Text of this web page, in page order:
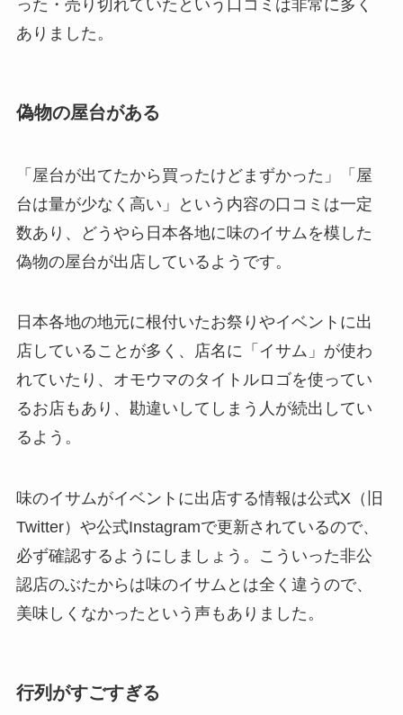
った・売り切れていたという口コミは非常に多く
ありました。
偽物の屋台がある
「屋台が出てたから買ったけどまずかった」「屋
台は量が少なく高い」という内容の口コミは一定
数あり、どうやら日本各地に味のイサムを模した
偽物の屋台が出店しているようです。
日本各地の地元に根付いたお祭りやイベントに出
店していることが多く、店名に「イサム」が使わ
れていたり、オモウマのタイトルロゴを使ってい
るお店もあり、勘違いしてしまう人が続出してい
るよう。
味のイサムがイベントに出店する情報は公式X（旧
Twitter）や公式Instagramで更新されているので、
必ず確認するようにしましょう。こういった非公
認店のぶたからは味のイサムとは全く違うので、
美味しくなかったという声もありました。
行列がすごすぎる